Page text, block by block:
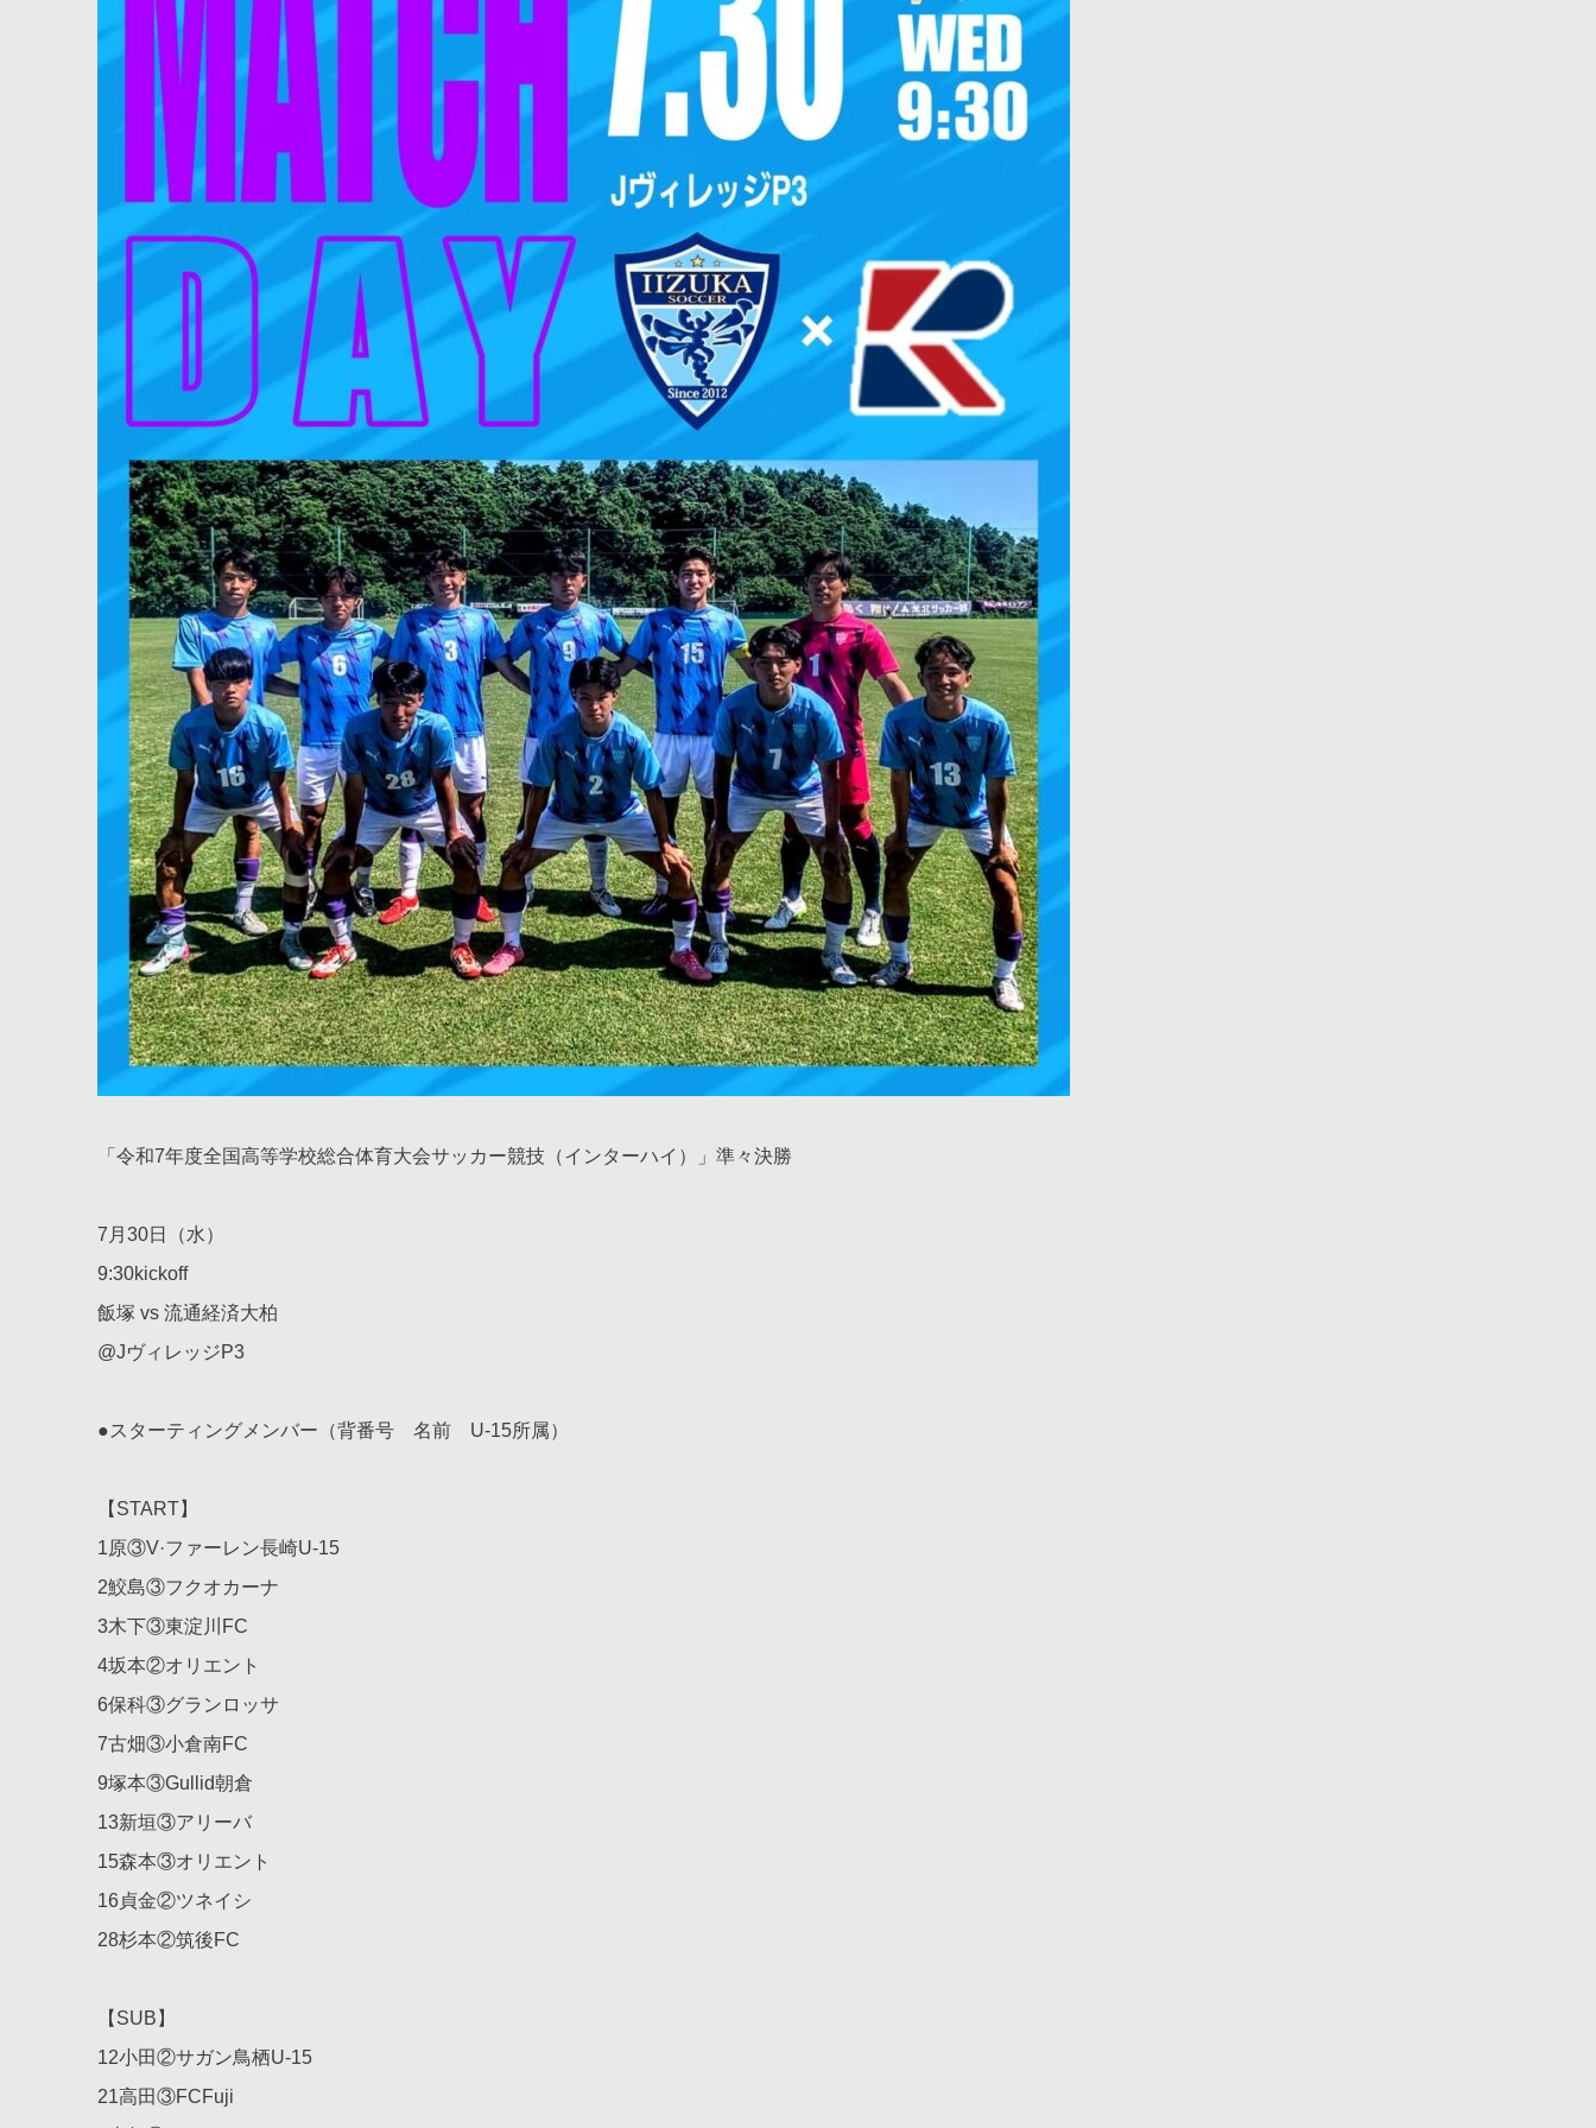
「令和7年度全国高等学校総合体育大会サッカー競技（インターハイ）」準々決勝
7月30日（水）
9:30kickoff
飯塚 vs 流通経済大柏
@JヴィレッジP3
●スターティングメンバー（背番号 名前 U-15所属）
【START】
1原③V·ファーレン長崎U-15
2鮫島③フクオカーナ
3木下③東淀川FC
4坂本②オリエント
6保科③グランロッサ
7古畑③小倉南FC
9塚本③Gullid朝倉
13新垣③アリーバ
15森本③オリエント
16貞金②ツネイシ
28杉本②筑後FC
【SUB】
12小田②サガン鳥栖U-15
21高田③FCFuji